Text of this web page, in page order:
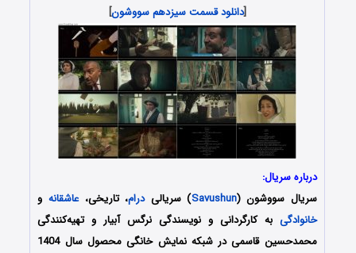
[دانلود قسمت سیزدهم سووشون]
درباره سریال:
سریال سووشون (Savushun) سریالیدرام، تاریخی،عاشقانه و
خانوادگی به کارگردانی و نویسندگی نرگس آبیار و تهیه‌کنندگی
محمدحسین قاسمی در شبکه نمایش خانگی محصول سال 1404